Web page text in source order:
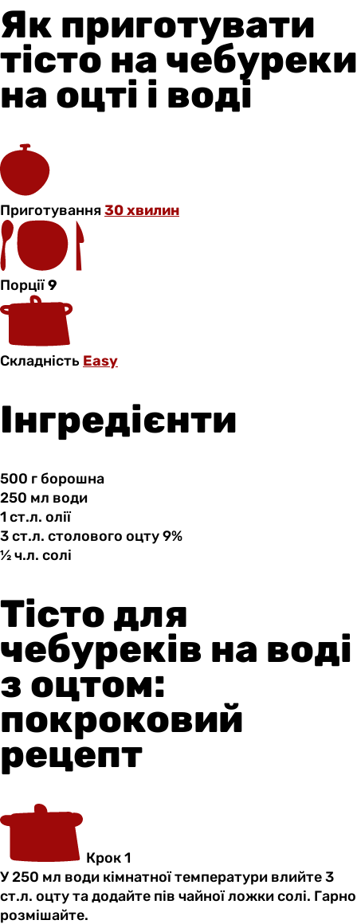
Як приготувати
тісто на чебуреки
на оцті і воді
Приготування30 хвилин
Порції9
Складність Easy
Інгредієнти
500 г борошна
250 мл води
1 ст.л. олії
3 ст.л. столового оцту 9%
½ ч.л. солі
Тісто для
чебуреків на воді
з оцтом:
покроковий
рецепт
Крок 1
У 250 мл води кімнатної температури влийте 3
ст.л. оцту та додайте пів чайної ложки солі. Гарно
розмішайте.